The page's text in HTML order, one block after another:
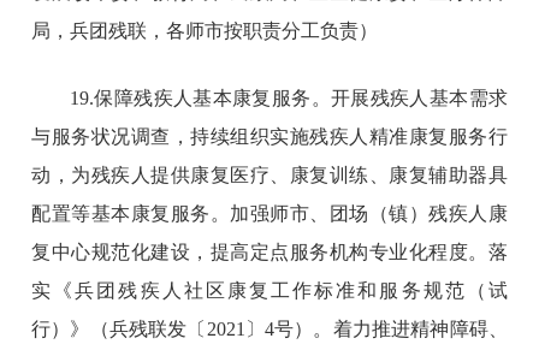
局，兵团残联，各师市按职责分工负责）
19.保障残疾人基本康复服务。开展残疾人基本需求
与服务状况调查，持续组织实施残疾人精准康复服务行
动，为残疾人提供康复医疗、康复训练、康复辅助器具
配置等基本康复服务。加强师市、团场（镇）残疾人康
复中心规范化建设，提高定点服务机构专业化程度。落
实《兵团残疾人社区康复工作标准和服务规范（试
行）》（兵残联发〔2021〕4号）。着力推进精神障碍、